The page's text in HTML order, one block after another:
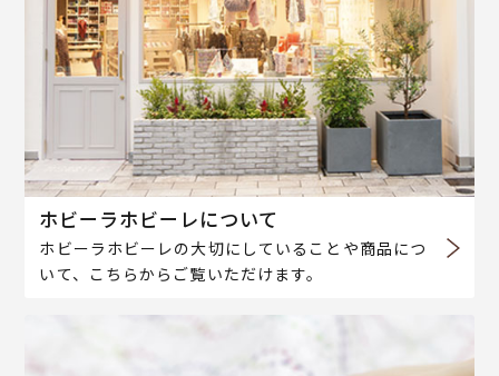
ホビーラホビーレについて
ホビーラホビーレの大切にしていることや商品につ
いて、こちらからご覧いただけます。